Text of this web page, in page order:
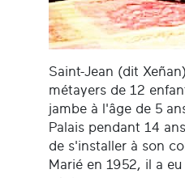
Saint-Jean (dit
métayers de 12
jambe à l'âge de 5
Palais pendant 14
de s'installer à son
Marié en 1952, il a